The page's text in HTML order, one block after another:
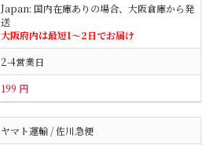
Japan: 国内在庫ありの場合、大阪倉庫から発
送
大阪府内は最短1〜2日でお届け
2-4営業日
199 円
ヤマト運輸 / 佐川急便